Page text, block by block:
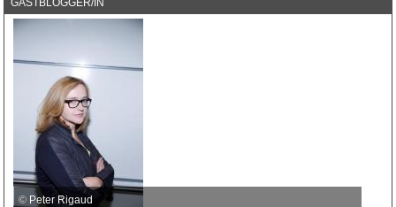
GASTBLOGGER/IN
© Peter Rigaud